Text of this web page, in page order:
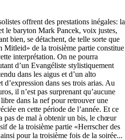
offrent des prestations inégales: la
le baryton Mark Pancek, voix justes,
bien, se détachent, de telle sorte que
Mitleid» de la troisième partie constitue
interprétation. On ne pourra
d’un Evangéliste stylistiquement
dans les aigus et d’un alto
d’expression dans ses trois arias. Au
il n’est pas surprenant qu’aucune
libre dans la nef pour retrouver une
en cette période de l’année. Et ce
pas de mal à obtenir un bis, le chœur
de la troisième partie «Herrscher des
pour la troisième fois de la soirée...